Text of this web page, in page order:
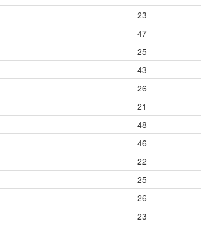
23
47
25
43
26
21
48
46
22
25
26
23